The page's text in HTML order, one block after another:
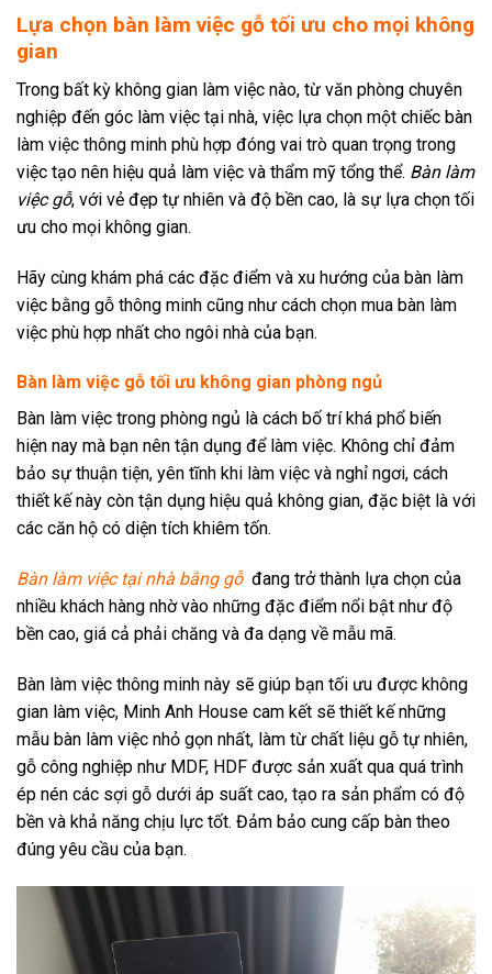
Lựa chọn bàn làm việc gỗ tối ưu cho mọi không
gian
Trong bất kỳ không gian làm việc nào, từ văn phòng chuyên
nghiệp đến góc làm việc tại nhà, việc lựa chọn một chiếc bàn
làm việc thông minh phù hợp đóng vai trò quan trọng trong
việc tạo nên hiệu quả làm việc và thẩm mỹ tổng thể. Bàn làm
việc gỗ, với vẻ đẹp tự nhiên và độ bền cao, là sự lựa chọn tối
ưu cho mọi không gian.
Hãy cùng khám phá các đặc điểm và xu hướng của bàn làm
việc bằng gỗ thông minh cũng như cách chọn mua bàn làm
việc phù hợp nhất cho ngôi nhà của bạn.
Bàn làm việc gỗ tối ưu không gian phòng ngủ
Bàn làm việc trong phòng ngủ là cách bố trí khá phổ biến
hiện nay mà bạn nên tận dụng để làm việc. Không chỉ đảm
bảo sự thuận tiện, yên tĩnh khi làm việc và nghỉ ngơi, cách
thiết kế này còn tận dụng hiệu quả không gian, đặc biệt là với
các căn hộ có diện tích khiêm tốn.
Bàn làm việc tại nhà bằng gỗđang trở thành lựa chọn của
nhiều khách hàng nhờ vào những đặc điểm nổi bật như độ
bền cao, giá cả phải chăng và đa dạng về mẫu mã.
Bàn làm việc thông minh này sẽ giúp bạn tối ưu được không
gian làm việc, Minh Anh House cam kết sẽ thiết kế những
mẫu bàn làm việc nhỏ gọn nhất, làm từ chất liệu gỗ tự nhiên,
gỗ công nghiệp như MDF, HDF được sản xuất qua quá trình
ép nén các sợi gỗ dưới áp suất cao, tạo ra sản phẩm có độ
bền và khả năng chịu lực tốt. Đảm bảo cung cấp bàn theo
đúng yêu cầu của bạn.